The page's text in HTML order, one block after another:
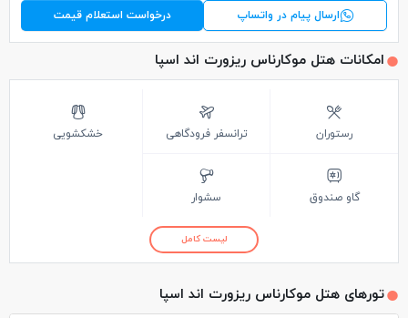
ارسال پیام در واتساپ
درخواست استعلام قیمت
امکانات هتل موکارناس ریزورت اند اسپا
رستوران ترانسفر فرودگاهی خشکشویی
گاو صندوق سشوار
لیست کامل
تورهای هتل موکارناس ریزورت اند اسپا